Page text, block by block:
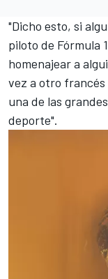
"Dicho esto, si
piloto de Fórmula
homenajear a
vez a otro francés
una de las
deporte".